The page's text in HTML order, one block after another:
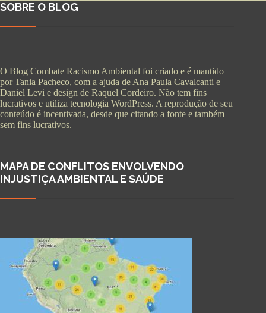
SOBRE O BLOG
O Blog Combate Racismo Ambiental foi criado e é mantido
por Tania Pacheco, com a ajuda de Ana Paula Cavalcanti e
Daniel Levi e design de Raquel Cordeiro. Não tem fins
lucrativos e utiliza tecnologia WordPress. A reprodução de seu
conteúdo é incentivada, desde que citando a fonte e também
sem fins lucrativos.
MAPA DE CONFLITOS ENVOLVENDO
INJUSTIÇA AMBIENTAL E SAÚDE